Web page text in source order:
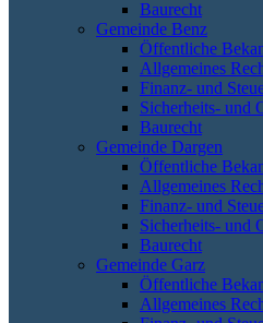
Baurecht
Gemeinde Benz
Öffentliche
Allgemeines
Finanz- und
Sicherheits- und
Baurecht
Gemeinde Dargen
Öffentliche
Allgemeines
Finanz- und
Sicherheits- und
Baurecht
Gemeinde Garz
Öffentliche
Allgemeines